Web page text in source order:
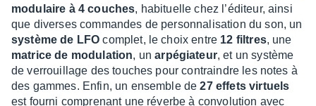
modu­laire à 4 couches, habi­tuelle chez l’édi­teur, ainsi
que diverses commandes de person­na­li­sa­tion du son, un
système de LFO complet, le choix entre 12 filtres, une
matrice de modu­la­tion, unarpé­gia­teur, et un système
de verrouillage des touches pour contraindre les notes à
des gammes. Enfin, un ensemble de27 effets virtuels
est fourni compre­nant une réverbe à convo­lu­tion avec